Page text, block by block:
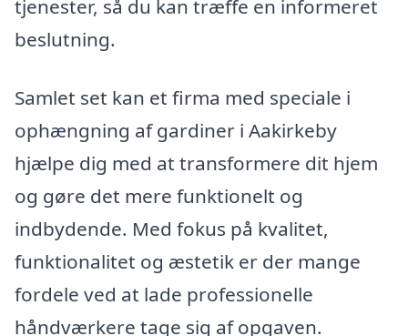
tjenester, så du kan træffe en informeret
beslutning.
Samlet set kan et firma med speciale i
ophængning af gardiner i Aakirkeby
hjælpe dig med at transformere dit hjem
og gøre det mere funktionelt og
indbydende. Med fokus på kvalitet,
funktionalitet og æstetik er der mange
fordele ved at lade professionelle
håndværkere tage sig af opgaven.